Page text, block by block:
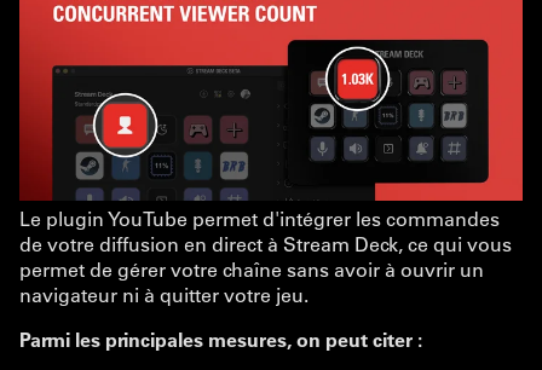
Le plugin YouTube permet d'intégrer les commandes
de votre diffusion en direct à Stream Deck, ce qui vous
permet de gérer votre chaîne sans avoir à ouvrir un
navigateur ni à quitter votre jeu.
Parmi les principales mesures, on peut citer :